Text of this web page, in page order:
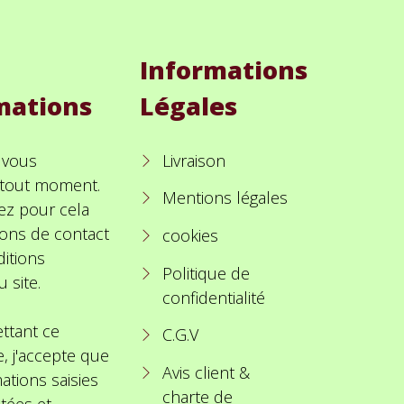
moment.
pour cela
de contact
site.
ce
j'accepte que
saisies
Informations
Légales
Livraison
Mentions légales
cookies
Politique de
confidentialité
C.G.V
Avis client &
charte de